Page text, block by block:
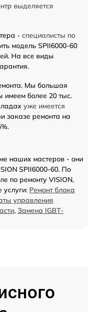
выделяется
- специалисты по
модель SPII6000-60
На все виды
Мы большая
имеем более 20 тыс.
уже имеется
заказе ремонта на
наших мастеров - они
SPII6000-60. По
по ремонту VISION,
Ремонт блока
управления
, Замена IGBT-